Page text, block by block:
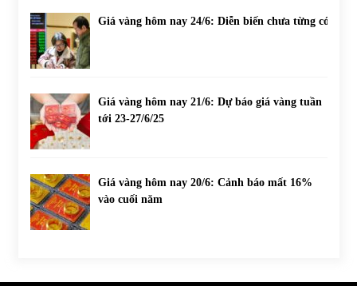
Giá vàng hôm nay 24/6: Diễn biến chưa từng có
Giá vàng hôm nay 21/6: Dự báo giá vàng tuần
tới 23-27/6/25
Giá vàng hôm nay 20/6: Cảnh báo mất 16%
vào cuối năm